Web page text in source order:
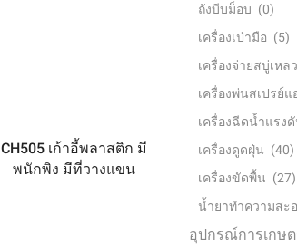
CH505 เก้าอี้พลาสติก มี
พนักพิง มีที่วางแขน
CH508 เก้าอี้พลา
ไม่มีพนักพิง
ถังบีบม็อบ (0)
เครื่องเป่ามือ (5)
เครื่องจ่ายสบู่เหลว
เครื่องพ่นสเปรย์
เครื่องฉีดน้ำแรง
เครื่องดูดฝุ่น (40)
เครื่องขัดพื้น (27)
น้ำยาทำความสะ
อุปกรณ์การเกษ